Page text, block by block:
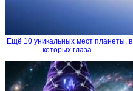
Ещё 10 уникальных мест планеты, в
которых глаза...